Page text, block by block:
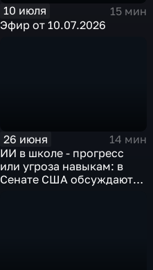
10 июля
15 мин
Эфир от 10.07.2026
26 июня
14 мин
ИИ в школе - прогресс
или угроза навыкам: в
Сенате США обсуждают